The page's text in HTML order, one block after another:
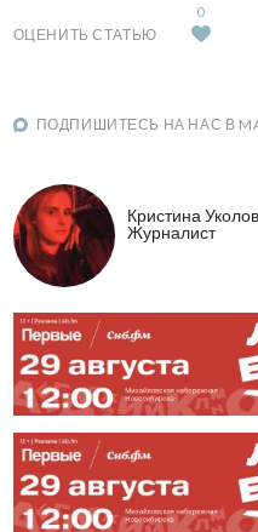
ОЦЕНИТЬ СТАТЬЮ
0
ПОДПИШИТЕСЬ НА НАС В
Кристина
Журналист